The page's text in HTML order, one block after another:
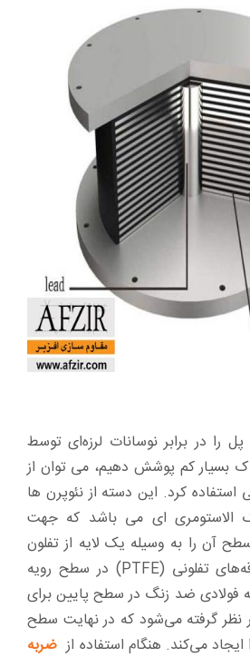
را در برابر نوسانات لرزه‌ای توسط
بسیار کم پوشش دهیم، می توان از
استفاده کرد. این دسته از نئوپرن ها
الاستومری ای می باشد که جهت
آن را به وسیله یک لایه از تفلون
پوشش می دهند. ورقه‌های تفلونی (PTFE) در سطح رویه
ضد زنگ در سطح پایین برای
گرفته می‌شود که در نهایت سطح
می‌کند. هنگام استفاده از ضربه